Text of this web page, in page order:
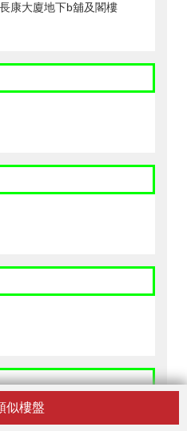
似樓盤
康大廈地下b舖及閣樓